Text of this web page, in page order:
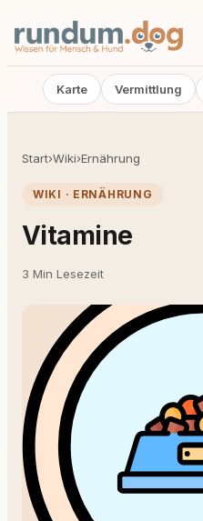
Karte Vermittlung
Start›Wiki›Ernährung
WIKI · ERNÄHRUNG
Vitamine
3 Min Lesezeit